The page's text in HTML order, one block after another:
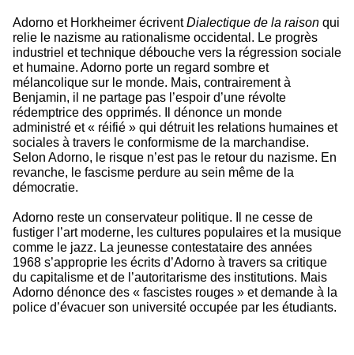
Adorno et Horkheimer écrivent Dialectique de la raison qui
relie le nazisme au rationalisme occidental. Le progrès
industriel et technique débouche vers la régression sociale
et humaine. Adorno porte un regard sombre et
mélancolique sur le monde. Mais, contrairement à
Benjamin, il ne partage pas l’espoir d’une révolte
rédemptrice des opprimés. Il dénonce un monde
administré et « réifié » qui détruit les relations humaines et
sociales à travers le conformisme de la marchandise.
Selon Adorno, le risque n’est pas le retour du nazisme. En
revanche, le fascisme perdure au sein même de la
démocratie.
Adorno reste un conservateur politique. Il ne cesse de
fustiger l’art moderne, les cultures populaires et la musique
comme le jazz. La jeunesse contestataire des années
1968 s’approprie les écrits d’Adorno à travers sa critique
du capitalisme et de l’autoritarisme des institutions. Mais
Adorno dénonce des « fascistes rouges » et demande à la
police d’évacuer son université occupée par les étudiants.